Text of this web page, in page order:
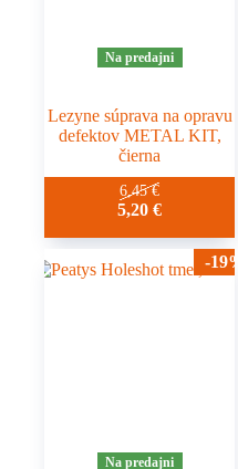
Na predajni
Lezyne súprava na opravu
defektov METAL KIT,
čierna
6,45€
5,20€
-19%
Na predajni